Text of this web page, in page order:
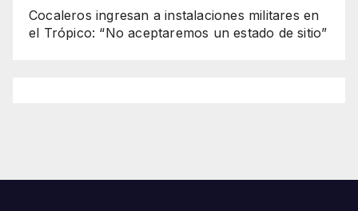
Cocaleros ingresan a instalaciones militares en
el Trópico: “No aceptaremos un estado de sitio”